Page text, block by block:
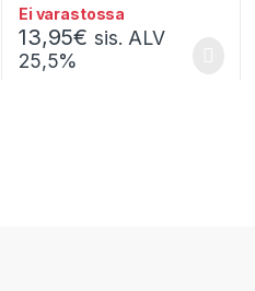
Ei varastossa
13,95€ sis. ALV
25,5%